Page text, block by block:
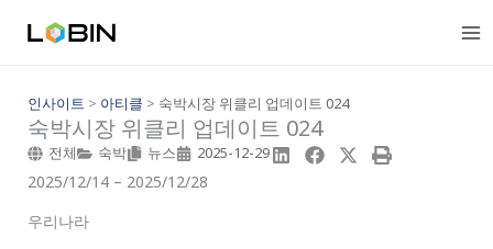
인사이트 > 아티클 > 숙박시장 위클리 업데이트 024
숙박시장 위클리 업데이트 024
전체 숙박 뉴스 2025-12-29
2025/12/14 – 2025/12/28
우리나라